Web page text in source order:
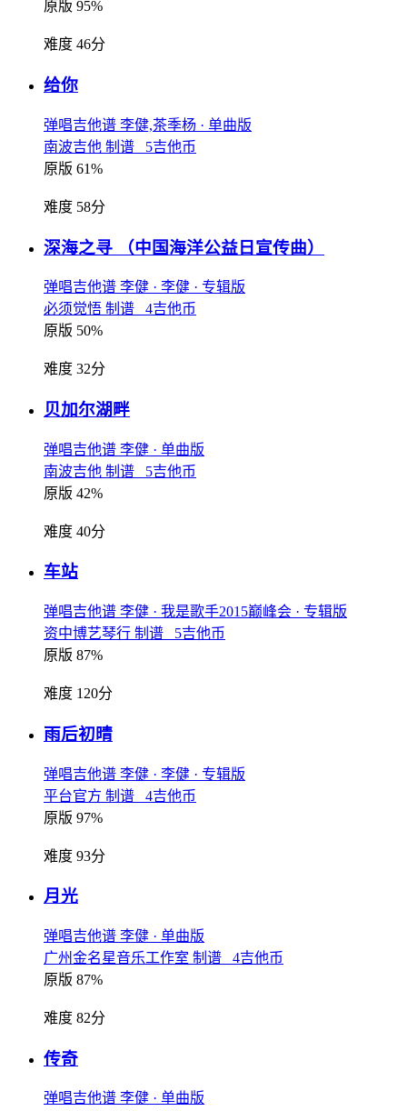
原版 95%
难度 46分
给你
弹唱吉他谱 李健,茶季杨 · 单曲版
南波吉他 制谱 5吉他币
原版 61%
难度 58分
深海之寻 （中国海洋公益日宣传曲）
弹唱吉他谱 李健 · 李健 · 专辑版
必须觉悟 制谱 4吉他币
原版 50%
难度 32分
贝加尔湖畔
弹唱吉他谱 李健 · 单曲版
南波吉他 制谱 5吉他币
原版 42%
难度 40分
车站
弹唱吉他谱 李健 · 我是歌手2015巅峰会 · 专辑版
资中博艺琴行 制谱 5吉他币
原版 87%
难度 120分
雨后初晴
弹唱吉他谱 李健 · 李健 · 专辑版
平台官方 制谱 4吉他币
原版 97%
难度 93分
月光
弹唱吉他谱 李健 · 单曲版
广州金名星音乐工作室 制谱 4吉他币
原版 87%
难度 82分
传奇
弹唱吉他谱 李健 · 单曲版